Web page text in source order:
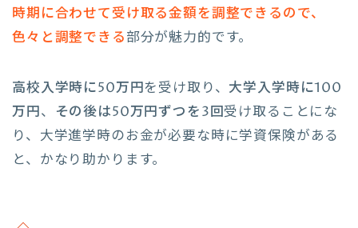
時期に合わせて受け取る金額を調整できるので、
色々と調整できる部分が魅力的です。
高校入学時に50万円を受け取り、 大学入学時に100
万円、 その後は50万円ずつを3回受け取ることにな
り、大学進学時のお金が必要な時に学資保険がある
と、かなり助かります。